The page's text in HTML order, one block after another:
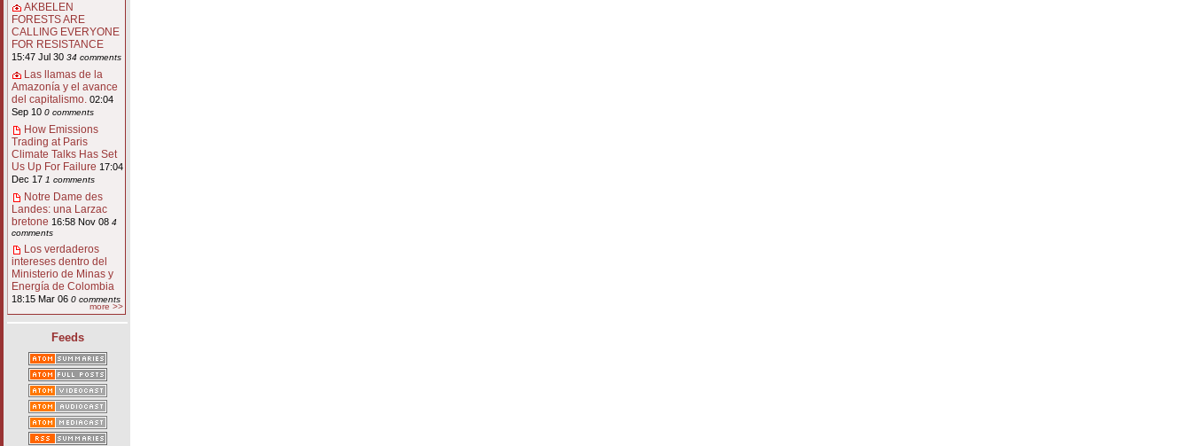
AKBELEN
FORESTS ARE
CALLING EVERYONE
FOR RESISTANCE
15:47 Jul 30 34 comments
Las llamas de la
Amazonía y el avance
del capitalismo. 02:04
Sep 10 0 comments
How Emissions
Trading at Paris
Climate Talks Has Set
Us Up For Failure 17:04
Dec 17 1 comments
Notre Dame des
Landes: una Larzac
bretone 16:58 Nov 08 4
comments
Los verdaderos
intereses dentro del
Ministerio de Minas y
Energía de Colombia
18:15 Mar 06 0 comments
more >>
Feeds